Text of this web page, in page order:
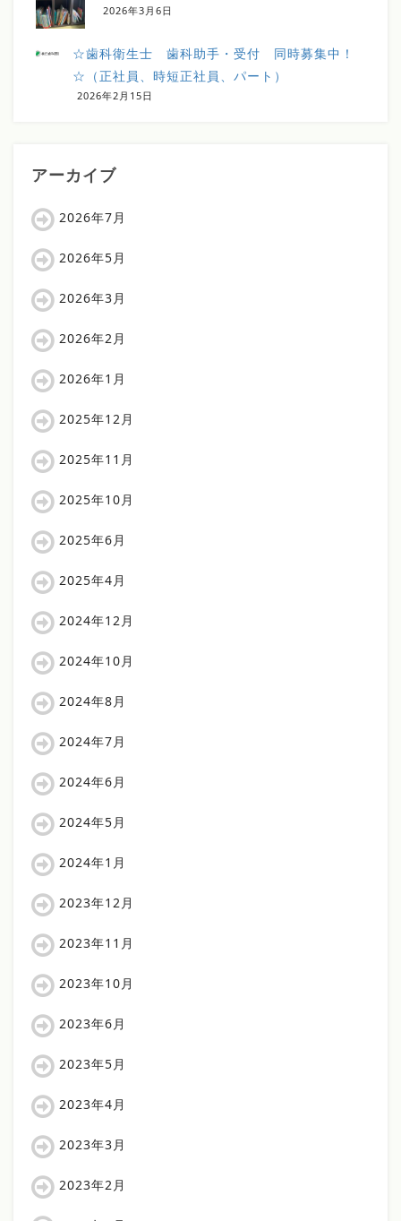
2026年3月6日
☆歯科衛生士 歯科助手・受付 同時募集中！
☆（正社員、時短正社員、パート）
2026年2月15日
アーカイブ
2026年7月
2026年5月
2026年3月
2026年2月
2026年1月
2025年12月
2025年11月
2025年10月
2025年6月
2025年4月
2024年12月
2024年10月
2024年8月
2024年7月
2024年6月
2024年5月
2024年1月
2023年12月
2023年11月
2023年10月
2023年6月
2023年5月
2023年4月
2023年3月
2023年2月